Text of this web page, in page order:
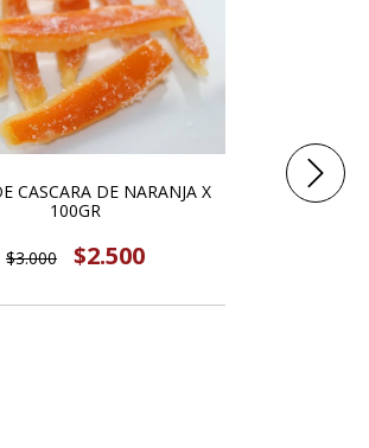
CASCARA DE NARANJA X
100GR
$3.000 $2.500